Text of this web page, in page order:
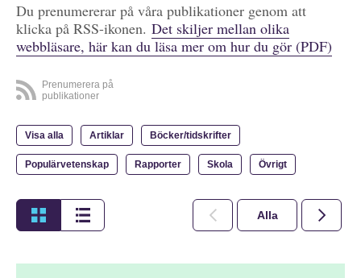
Du prenumererar på våra publikationer genom att
klicka på RSS-ikonen. Det skiljer mellan olika
webbläsare, här kan du läsa mer om hur du gör (PDF)
Prenumerera på
publikationer
Visa alla Artiklar Böcker/tidskrifter
Populärvetenskap Rapporter Skola Övrigt
Alla 2026